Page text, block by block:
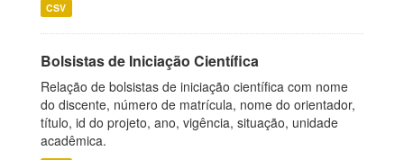
CSV
Bolsistas de Iniciação Científica
Relação de bolsistas de iniciação científica com nome
do discente, número de matrícula, nome do orientador,
título, id do projeto, ano, vigência, situação, unidade
acadêmica.